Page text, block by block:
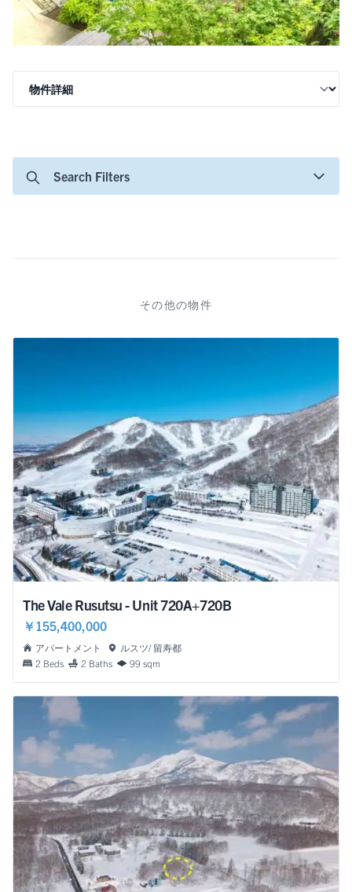
Search Filters
その他の物件
The Vale Rusutsu - Unit 720A+720B
￥155,400,000
アパートメント
ルスツ/ 留寿都
2 Beds
2 Baths 99 sqm